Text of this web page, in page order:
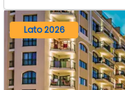
Lato 2026